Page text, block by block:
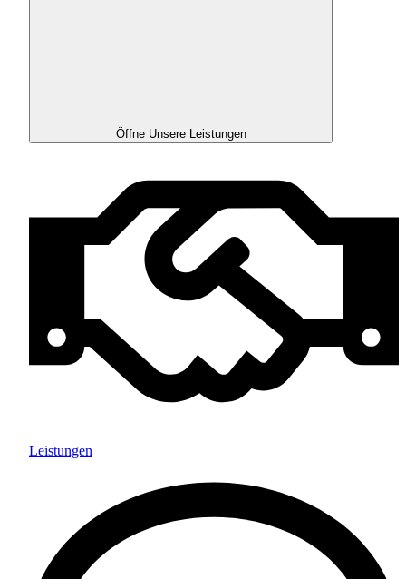
Öffne Unsere Leistungen
Leistungen